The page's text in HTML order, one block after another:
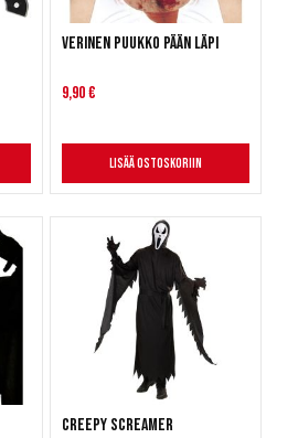
Verinen puukko pään läpi
9,90 €
Lisää ostoskoriin
Creepy Screamer